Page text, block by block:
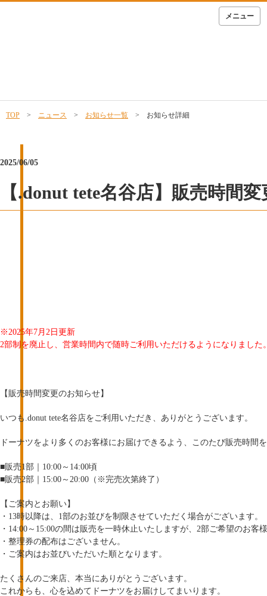
メニュー
TOP > ニュース > お知らせ一覧 > お知らせ詳細
2025/06/05
【.donut tete名谷店】販売時間
※2025年7月2日更新
2部制を廃止し、営業時間内で随時ご利用いただけるようになりました
【販売時間変更のお知らせ】
いつも.donut tete名谷店をご利用いただき、ありがとうございます。
ドーナツをより多くのお客様にお届けできるよう、このたび販売時間
■販売1部｜10:00～14:00頃
■販売2部｜15:00～20:00（※完売次第終了）
【ご案内とお願い】
・13時以降は、1部のお並びを制限させていただく場合がございます。
・14:00～15:00の間は販売を一時休止いたしますが、2部ご希望のお客
・整理券の配布はございません。
・ご案内はお並びいただいた順となります。
たくさんのご来店、本当にありがとうございます。
これからも、心を込めてドーナツをお届けしてまいります。